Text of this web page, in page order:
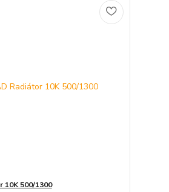
10K 500/1300